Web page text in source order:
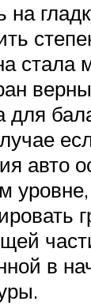
на
стала
для
авто
в